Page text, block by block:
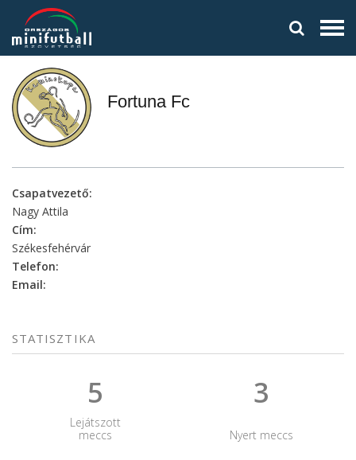
Fortuna Fc
Csapatvezető:
Nagy Attila
Cím:
Székesfehérvár
Telefon:
Email:
STATISZTIKA
5
Lejátszott
meccs
3
Nyert meccs